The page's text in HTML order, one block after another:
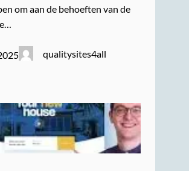
om aan de behoeften van de
qualitysites4all